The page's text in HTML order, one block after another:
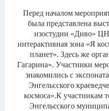
Перед началом
была представлена
изостудии «Диво»
интерактивная зона «Я
планет». Здесь же
Гагарина». Участники
знакомились с
Энгельсского
космоса».К участникам
Энгельсского